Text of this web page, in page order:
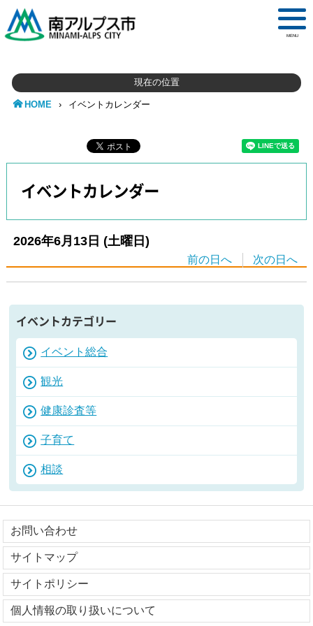
MENU
現在の位置
HOME › イベントカレンダー
イベントカレンダー
2026年6月13日 (土曜日)
前の日へ 次の日へ
イベントカテゴリー
イベント総合
観光
健康診査等
子育て
相談
お問い合わせ
サイトマップ
サイトポリシー
個人情報の取り扱いについて